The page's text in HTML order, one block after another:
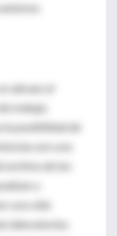
abrazo al
trabajo.
la posibilidad de
son una
archivo de los
y
una vida
laboratorios.